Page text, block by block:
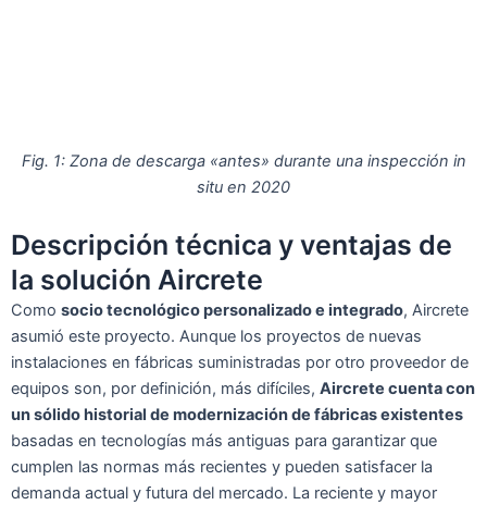
Fig. 1: Zona de descarga «antes» durante una inspección in
situ en 2020
Descripción técnica y ventajas de
la solución Aircrete
Como socio tecnológico personalizado e integrado, Aircrete
asumió este proyecto. Aunque los proyectos de nuevas
instalaciones en fábricas suministradas por otro proveedor de
equipos son, por definición, más difíciles, Aircrete cuenta con
un sólido historial de modernización de fábricas existentes
basadas en tecnologías más antiguas para garantizar que
cumplen las normas más recientes y pueden satisfacer la
demanda actual y futura del mercado. La reciente y mayor